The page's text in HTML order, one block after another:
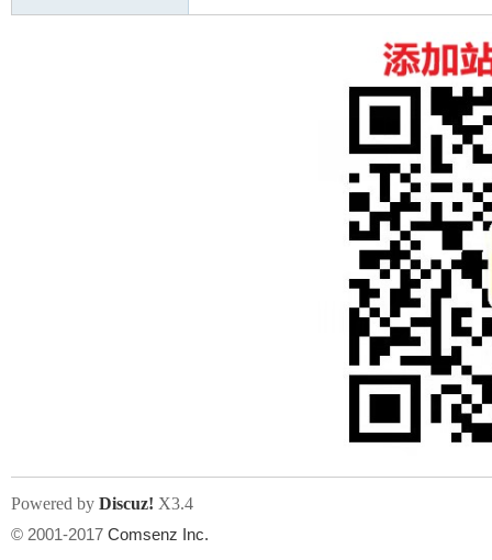
Powered by Discuz! X3.4
© 2001-2017 Comsenz Inc.